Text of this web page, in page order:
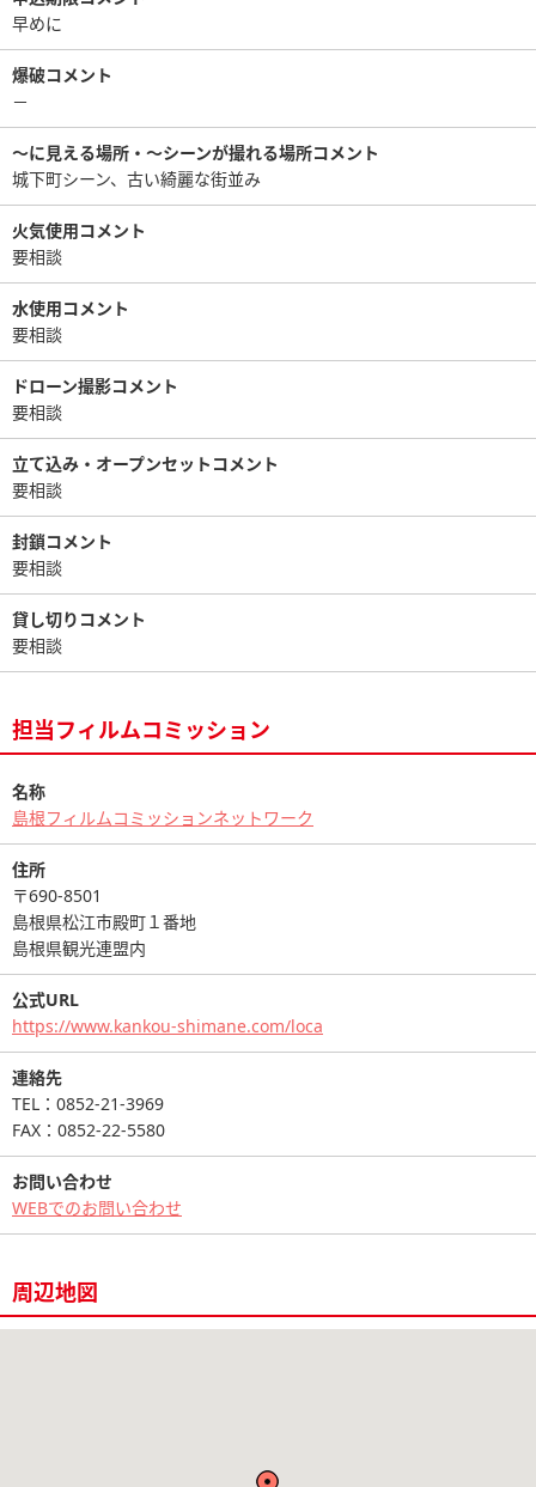
早めに
爆破コメント
－
〜に見える場所・〜シーンが撮れる場所コメント
城下町シーン、古い綺麗な街並み
火気使用コメント
要相談
水使用コメント
要相談
ドローン撮影コメント
要相談
立て込み・オープンセットコメント
要相談
封鎖コメント
要相談
貸し切りコメント
要相談
担当フィルムコミッション
名称
島根フィルムコミッションネットワーク
住所
〒690-8501
島根県松江市殿町１番地
島根県観光連盟内
公式URL
https://www.kankou-shimane.com/loca
連絡先
TEL：0852-21-3969
FAX：0852-22-5580
お問い合わせ
WEBでのお問い合わせ
周辺地図